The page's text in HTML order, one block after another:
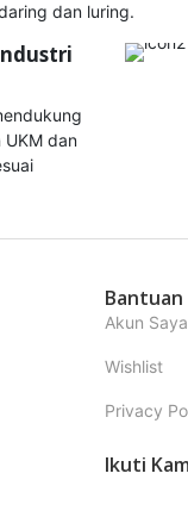
dan luring.
dan
Bantuan
Akun Saya
Wishlist
Privacy
Ikuti